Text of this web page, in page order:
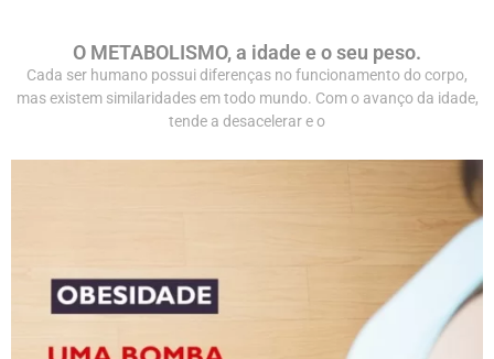
O METABOLISMO, a idade e o seu peso.
Cada ser humano possui diferenças no funcionamento do corpo,
mas existem similaridades em todo mundo. Com o avanço da idade,
tende a desacelerar e o